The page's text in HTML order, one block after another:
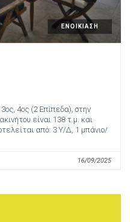
ΕΝΟΙΚΙΑΣΗ
4ος (2 Επίπεδα), στην
είναι 138 τ.μ. και
από: 3 Υ/Δ, 1 μπάνιο/
16/09/2025